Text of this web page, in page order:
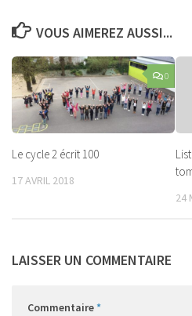
VOUS AIMEREZ AUSSI...
0
Le cycle 2 écrit 100
17 AVRIL 2018
24
LAISSER UN COMMENTAIRE
Commentaire*